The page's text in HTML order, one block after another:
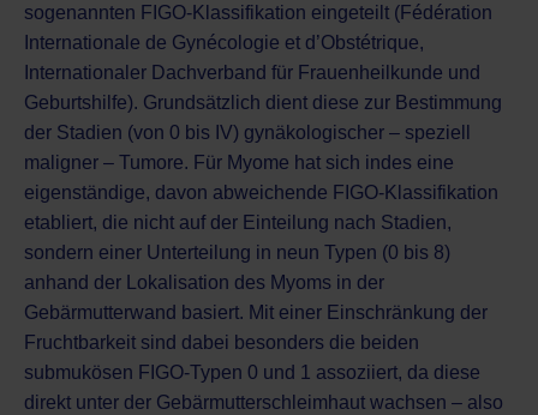
sogenannten FIGO-Klassifikation eingeteilt (Fédération
Internationale de Gynécologie et d’Obstétrique,
Internationaler Dachverband für Frauenheilkunde und
Geburtshilfe). Grundsätzlich dient diese zur Bestimmung
der Stadien (von 0 bis IV) gynäkologischer – speziell
maligner – Tumore. Für Myome hat sich indes eine
eigenständige, davon abweichende FIGO-Klassifikation
etabliert, die nicht auf der Einteilung nach Stadien,
sondern einer Unterteilung in neun Typen (0 bis 8)
anhand der Lokalisation des Myoms in der
Gebärmutterwand basiert. Mit einer Einschränkung der
Fruchtbarkeit sind dabei besonders die beiden
submukösen FIGO-Typen 0 und 1 assoziiert, da diese
direkt unter der Gebärmutterschleimhaut wachsen – also